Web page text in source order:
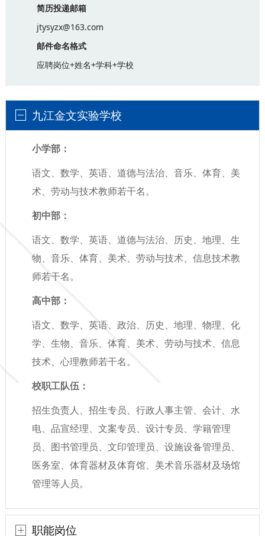
简历投递邮箱
jtysyzx@163.com
邮件命名格式
应聘岗位+姓名+学科+学校
九江金文实验学校
小学部：
语文、数学、英语、道德与法治、音乐、体育、美
术、劳动与技术教师若干名。
初中部：
语文、数学、英语、道德与法治、历史、地理、生
物、音乐、体育、美术、劳动与技术、信息技术教
师若干名。
高中部：
语文、数学、英语、政治、历史、地理、物理、化
学、生物、音乐、体育、美术、劳动与技术、信息
技术、心理教师若干名。
校职工队伍：
招生负责人、招生专员、行政人事主管、会计、水
电、品宣经理、文案专员、设计专员、学籍管理
员、图书管理员、文印管理员、设施设备管理员、
医务室、体育器材及体育馆、美术音乐器材及场馆
管理等人员。
职能岗位